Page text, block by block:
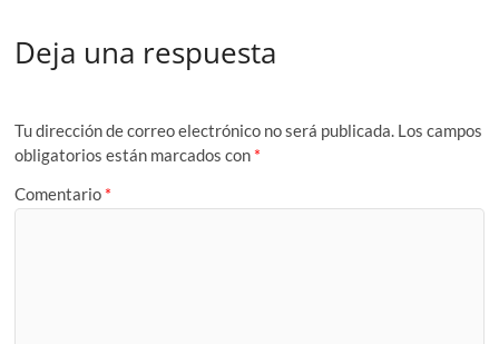
Deja una respuesta
Tu dirección de correo electrónico no será publicada. Los campos
obligatorios están marcados con *
Comentario *